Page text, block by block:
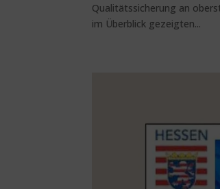
Qualitätssicherung an
im Überblick gezeigten...